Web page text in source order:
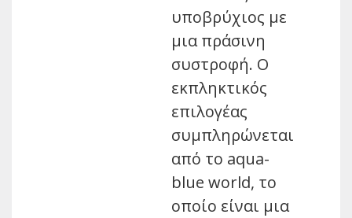
υποβρύχιος με
μια πράσινη
συστροφή. Ο
εκπληκτικός
επιλογέας
συμπληρώνεται
από το aqua-
blue world, το
οποίο είναι μια